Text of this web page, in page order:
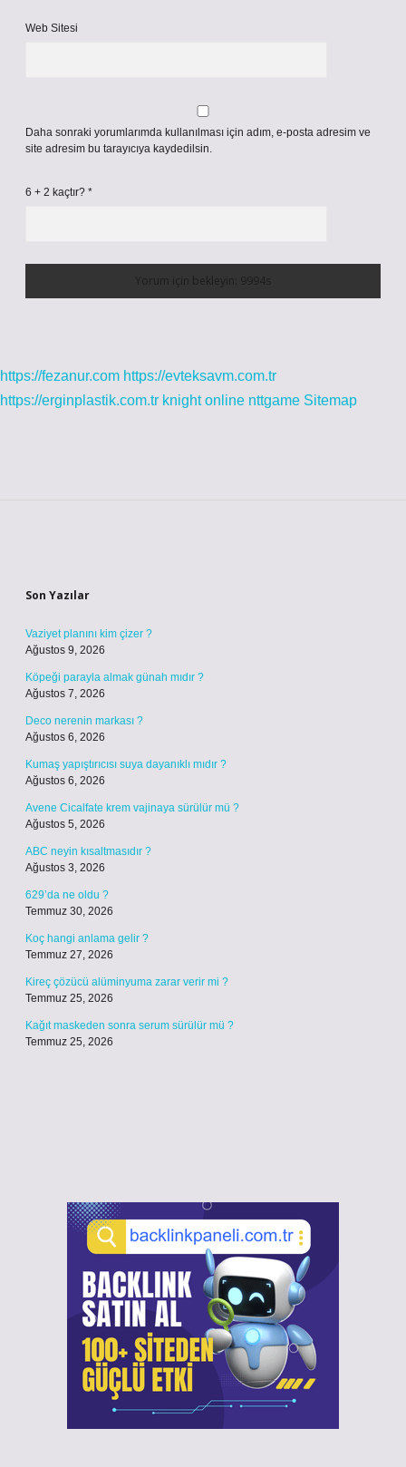
Web Sitesi
Daha sonraki yorumlarımda kullanılması için adım, e-posta adresim ve
site adresim bu tarayıcıya kaydedilsin.
6 + 2 kaçtır? *
https://fezanur.com https://evteksavm.com.tr
https://erginplastik.com.tr knight online nttgame Sitemap
Son Yazılar
Vaziyet planını kim çizer ?
Ağustos 9, 2026
Köpeği parayla almak günah mıdır ?
Ağustos 7, 2026
Deco nerenin markası ?
Ağustos 6, 2026
Kumaş yapıştırıcısı suya dayanıklı mıdır ?
Ağustos 6, 2026
Avene Cicalfate krem vajinaya sürülür mü ?
Ağustos 5, 2026
ABC neyin kısaltmasıdır ?
Ağustos 3, 2026
629’da ne oldu ?
Temmuz 30, 2026
Koç hangi anlama gelir ?
Temmuz 27, 2026
Kireç çözücü alüminyuma zarar verir mi ?
Temmuz 25, 2026
Kağıt maskeden sonra serum sürülür mü ?
Temmuz 25, 2026